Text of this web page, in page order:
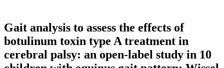
Gait analysis to assess the effects of
botulinum toxin type A treatment in
cerebral palsy: an open-label study in 10